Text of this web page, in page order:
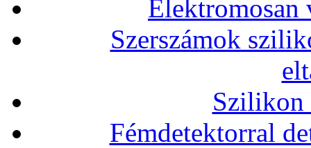
Elektromosan
Szerszámok
Szilikon
Fémdetektorral